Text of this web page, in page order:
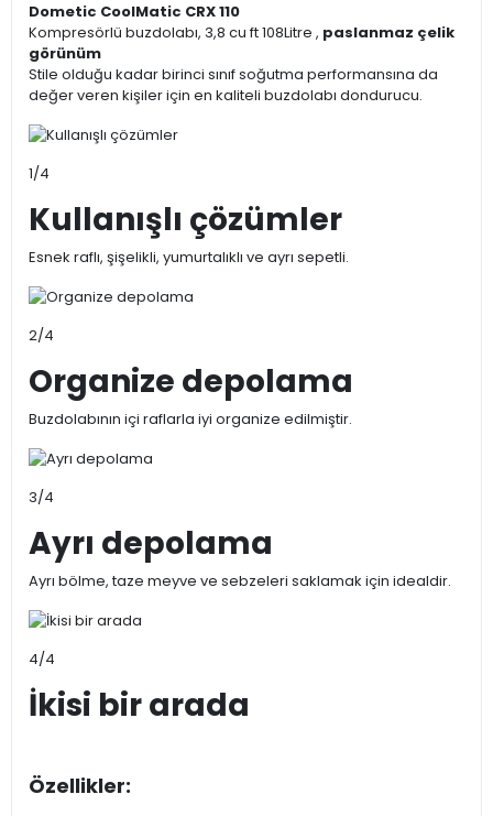
Dometic CoolMatic CRX 110
Kompresörlü buzdolabı, 3,8 cu ft 108Litre , paslanmaz çelik
görünüm
Stile olduğu kadar birinci sınıf soğutma performansına da
değer veren kişiler için en kaliteli buzdolabı dondurucu.
1/4
Kullanışlı çözümler
Esnek raflı, şişelikli, yumurtalıklı ve ayrı sepetli.
2/4
Organize depolama
Buzdolabının içi raflarla iyi organize edilmiştir.
3/4
Ayrı depolama
Ayrı bölme, taze meyve ve sebzeleri saklamak için idealdir.
4/4
İkisi bir arada
Özellikler: